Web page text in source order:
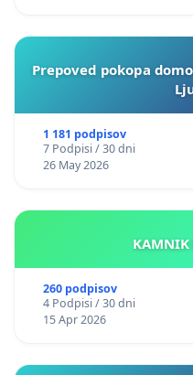
Prepoved pokopa
1 181 podpisov
7 Podpisi / 30 dni
26 May 2026
260 podpisov
4 Podpisi / 30 dni
15 Apr 2026